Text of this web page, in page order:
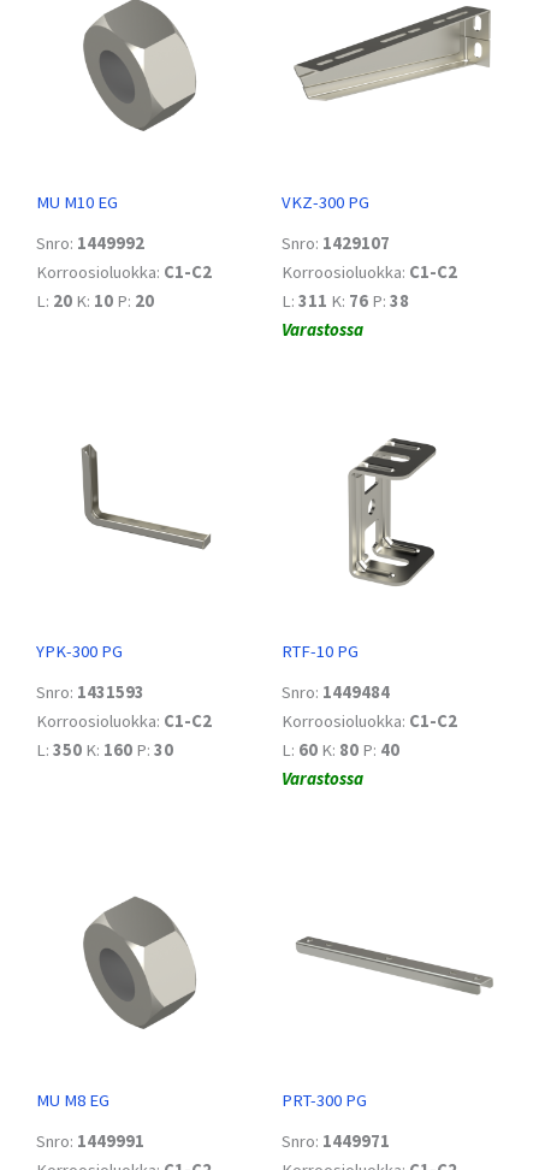
MU M10 EG
Snro: 1449992
Korroosioluokka: C1-C2
L: 20 K: 10 P: 20
VKZ-300 PG
Snro: 1429107
Korroosioluokka: C1-C2
L: 311 K: 76 P: 38
Varastossa
YPK-300 PG
Snro: 1431593
Korroosioluokka: C1-C2
L: 350 K: 160 P: 30
RTF-10 PG
Snro: 1449484
Korroosioluokka: C1-C2
L: 60 K: 80 P: 40
Varastossa
MU M8 EG
Snro: 1449991
PRT-300 PG
Snro: 1449971